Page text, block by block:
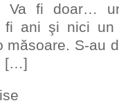
Va fi doar…
fi ani şi nici un
măsoare. S-au
[…]